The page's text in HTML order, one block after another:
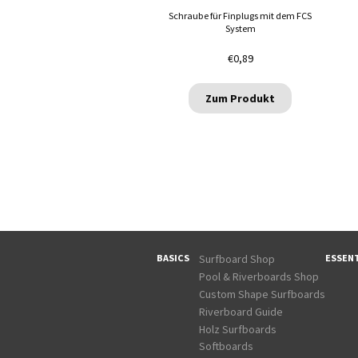
Schraube für Finplugs mit dem FCS
System
€0,89
Zum Produkt
BASICS
Surfboard Shop
Pool & Riverboards Shop
Custom Shape Surfboards
Riverboard Guide
Holz Surfboards
Softboards